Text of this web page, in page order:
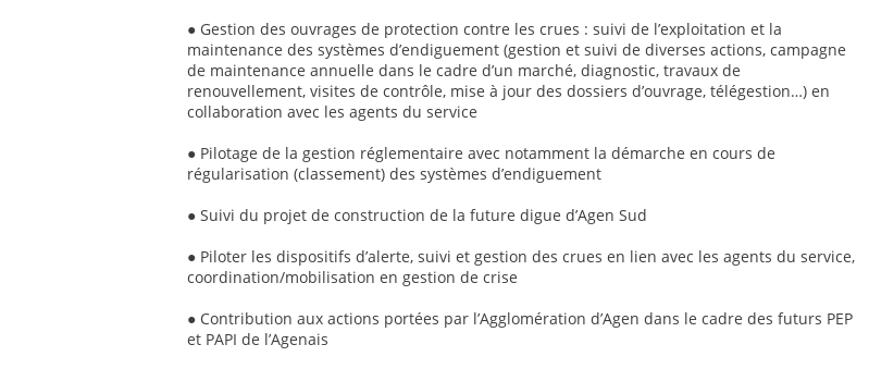
● Gestion des ouvrages de protection contre les crues : suivi de l’exploitation et la
maintenance des systèmes d’endiguement (gestion et suivi de diverses actions, campagne
de maintenance annuelle dans le cadre d’un marché, diagnostic, travaux de
renouvellement, visites de contrôle, mise à jour des dossiers d’ouvrage, télégestion…) en
collaboration avec les agents du service
● Pilotage de la gestion réglementaire avec notamment la démarche en cours de
régularisation (classement) des systèmes d’endiguement
● Suivi du projet de construction de la future digue d’Agen Sud
● Piloter les dispositifs d’alerte, suivi et gestion des crues en lien avec les agents du service,
coordination/mobilisation en gestion de crise
● Contribution aux actions portées par l’Agglomération d’Agen dans le cadre des futurs PEP
et PAPI de l’Agenais